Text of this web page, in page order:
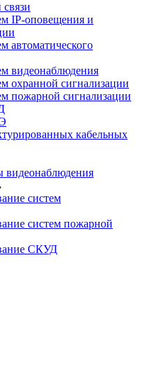
IP-оповещения и
автоматического
видеонаблюдения
охранной сигнализации
пожарной сигнализации
кабельных
видеонаблюдения
систем
систем пожарной
СКУД